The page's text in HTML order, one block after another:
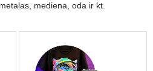
mediena, oda ir kt.